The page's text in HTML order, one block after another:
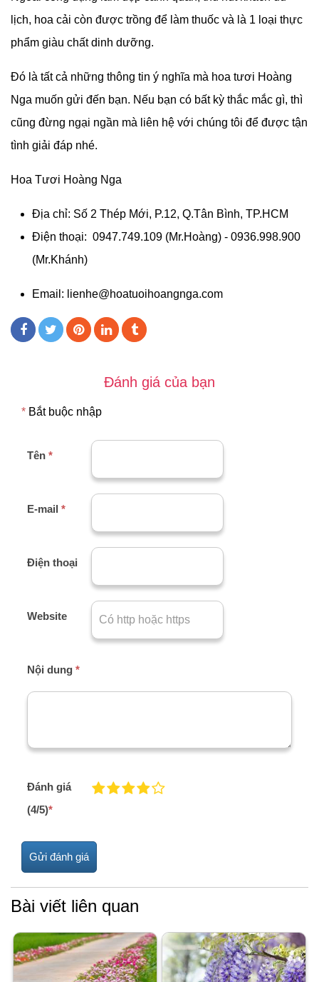
lịch, hoa cải còn được trồng để làm thuốc và là 1 loại thực
phẩm giàu chất dinh dưỡng.
Đó là tất cả những thông tin ý nghĩa mà hoa tươi Hoàng
Nga muốn gửi đến bạn. Nếu bạn có bất kỳ thắc mắc gì, thì
cũng đừng ngại ngần mà liên hệ với chúng tôi để được tận
tình giải đáp nhé.
Hoa Tươi Hoàng Nga
Địa chỉ: Số 2 Thép Mới, P.12, Q.Tân Bình, TP.HCM
Điện thoại: 0947.749.109 (Mr.Hoàng) - 0936.998.900
(Mr.Khánh)
Email: lienhe@hoatuoihoangnga.com
Đánh giá của bạn
* Bắt buộc nhập
Tên *
E-mail *
Điện thoại
Website
Nội dung *
Đánh giá
(4/5)*
Bài viết liên quan